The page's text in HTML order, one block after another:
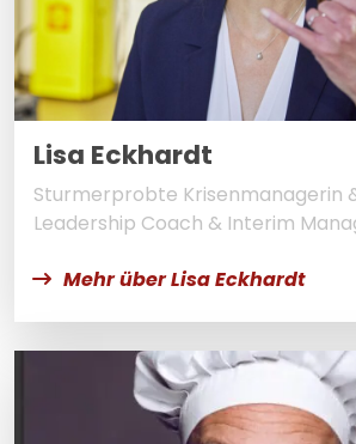
Lisa Eckhardt
Sturmerprobte Krisenmanagerin
Leadership Coach & Interim
Mehr über Lisa Eckhardt